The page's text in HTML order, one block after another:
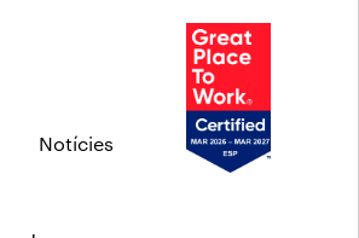
Notícies